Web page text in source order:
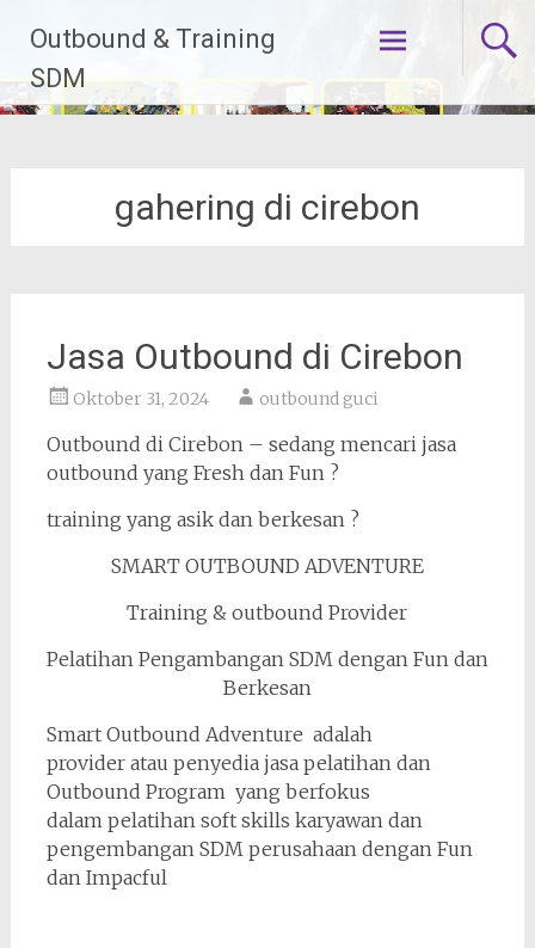
konten
Outbound & Training
SDM
gahering di cirebon
Jasa Outbound di Cirebon
Oktober 31, 2024 outbound guci
Outbound di Cirebon – sedang mencari jasa
outbound yang Fresh dan Fun ?
training yang asik dan berkesan ?
SMART OUTBOUND ADVENTURE
Training & outbound Provider
Pelatihan Pengambangan SDM dengan Fun dan
Berkesan
Smart Outbound Adventure adalah
provider atau penyedia jasa pelatihan dan
Outbound Program yang berfokus
dalam pelatihan soft skills karyawan dan
pengembangan SDM perusahaan dengan Fun
dan Impacful